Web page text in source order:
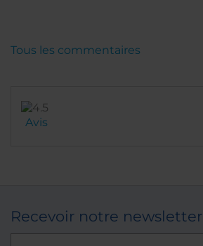
Avis
Tous les commentaires
Recevoir notre newsletter